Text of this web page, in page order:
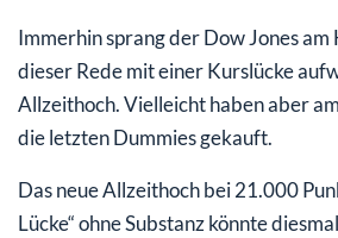
Immerhin sprang der Dow Jones am
dieser Rede mit einer Kurslücke
Allzeithoch. Vielleicht haben aber
die letzten Dummies gekauft.
Das neue Allzeithoch bei 21.000
Lücke“ ohne Substanz könnte